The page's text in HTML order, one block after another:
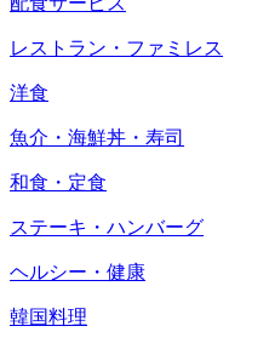
レストラン・ファミレス
洋食
魚介・海鮮丼・寿司
和食・定食
ステーキ・ハンバーグ
ヘルシー・健康
韓国料理